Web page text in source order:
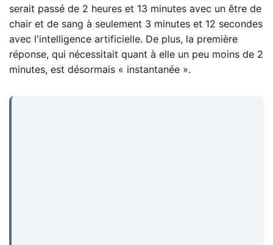
serait passé de 2 heures et 13 minutes avec un être de
chair et de sang à seulement 3 minutes et 12 secondes
avec l'intelligence artificielle. De plus, la première
réponse, qui nécessitait quant à elle un peu moins de 2
minutes, est désormais « instantanée ».